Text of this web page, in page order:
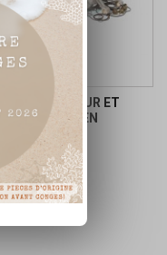
PIECE MOTEUR ET
ENTRETIEN